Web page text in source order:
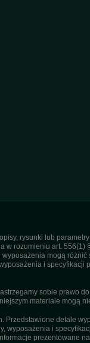
rysunki lub
rozumieniu art.
mogą
i
sobie prawo
materiale mogą
detale
wyposażenia i
prezentowane